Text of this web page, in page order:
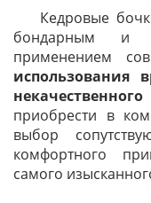
Кедровые
бондарным и
применением
использования
приобрести в
выбор
комфортного
самого